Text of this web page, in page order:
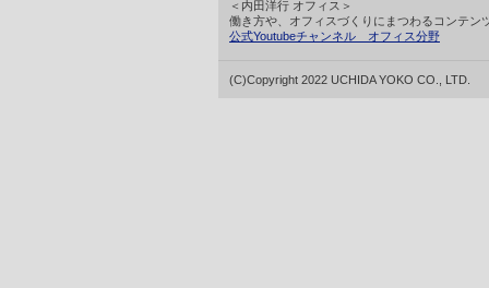
＜内田洋行 オフィス＞
働き方や、オフィスづくりにまつわるコンテン
公式Youtubeチャンネル オフィス分野
(C)Copyright 2022 UCHIDA YOKO CO., LTD.